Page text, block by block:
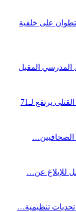
على خلفية
المدرسي المقبل
الصحافيين…
للإبلاغ عن…
تنظيمية…